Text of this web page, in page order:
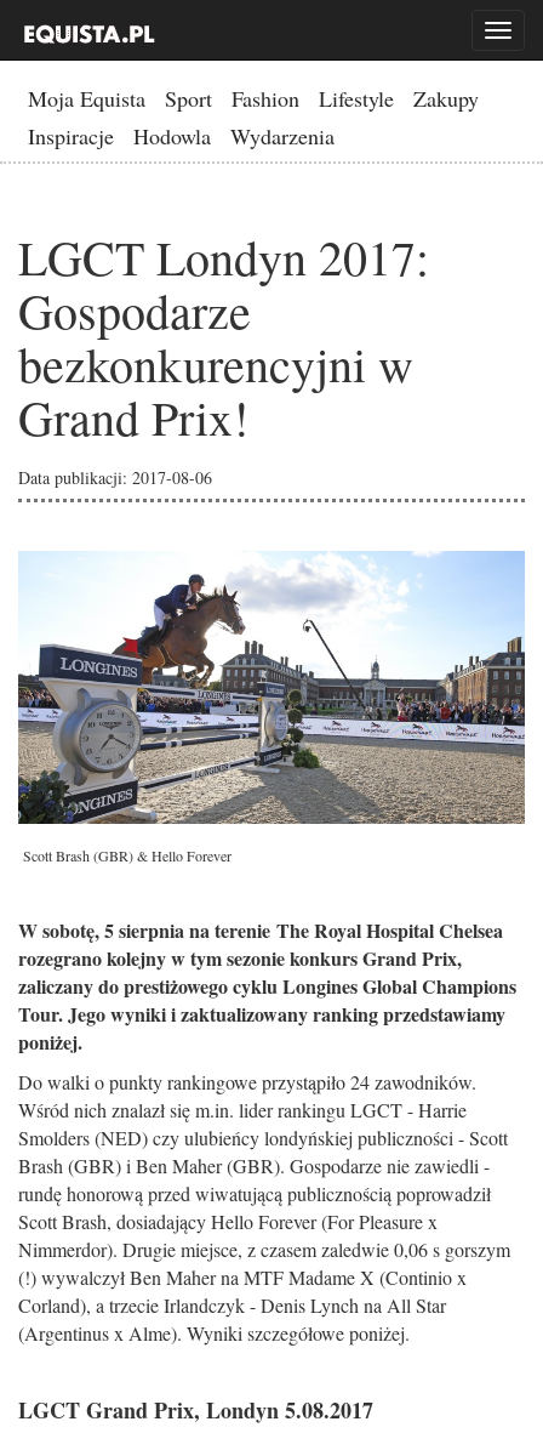
Toggle
Moja Equista Sport Fashion Lifestyle
Zakupy
Inspiracje
Hodowla Wydarzenia
LGCT Londyn 2017:
Gospodarze
bezkonkurencyjni w
Grand Prix!
Data publikacji: 2017-08-06
Scott Brash (GBR) & Hello Forever
W sobotę, 5 sierpnia na terenie The Royal Hospital Chelsea
rozegrano kolejny w tym sezonie konkurs Grand Prix,
zaliczany do prestiżowego cyklu Longines Global Champions
Tour. Jego wyniki i zaktualizowany ranking przedstawiamy
poniżej.
Do walki o punkty rankingowe przystąpiło 24 zawodników.
Wśród nich znalazł się m.in. lider rankingu LGCT - Harrie
Smolders (NED) czy ulubieńcy londyńskiej publiczności - Scott
Brash (GBR) i Ben Maher (GBR). Gospodarze nie zawiedli -
rundę honorową przed wiwatującą publicznością poprowadził
Scott Brash, dosiadający Hello Forever (For Pleasure x
Nimmerdor). Drugie miejsce, z czasem zaledwie 0,06 s gorszym
(!) wywalczył Ben Maher na MTF Madame X (Continio x
Corland), a trzecie Irlandczyk - Denis Lynch na All Star
(Argentinus x Alme). Wyniki szczegółowe poniżej.
LGCT Grand Prix, Londyn 5.08.2017